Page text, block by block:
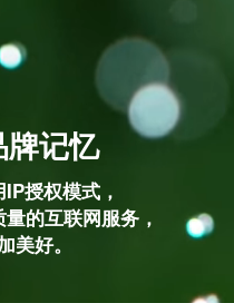
记忆
授权模式，
的互联网服务，
美好。